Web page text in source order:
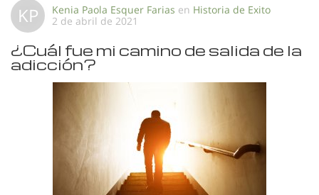
KP Kenia Paola Esquer Farias en Historia de Exito
2 de abril de 2021
¿Cuál fue mi camino de salida de la
adicción?